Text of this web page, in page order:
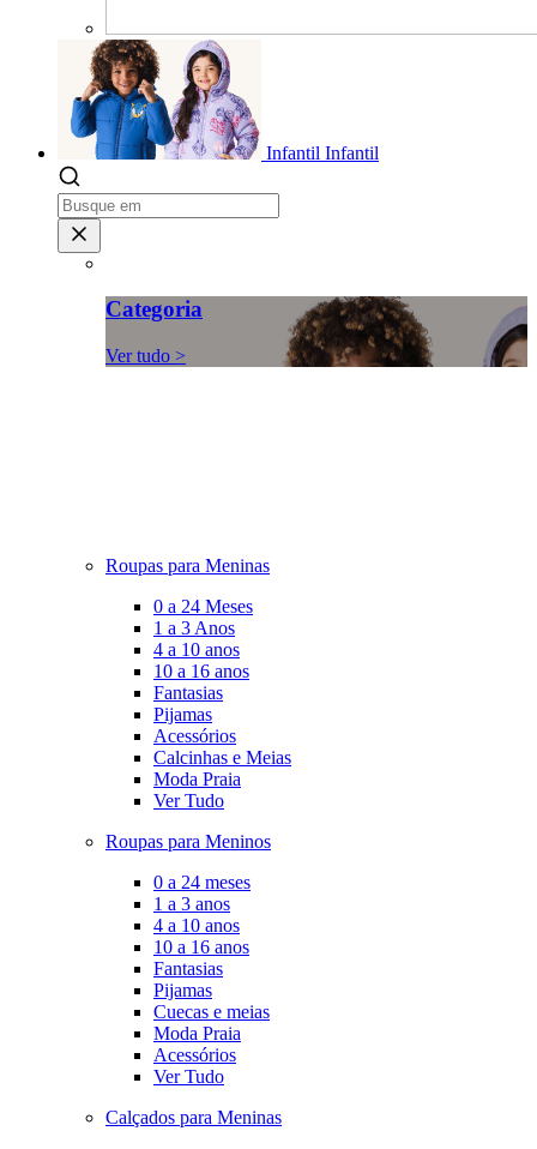
Infantil Infantil
Categoria
Ver tudo >
Roupas para Meninas
0 a 24 Meses
1 a 3 Anos
4 a 10 anos
10 a 16 anos
Fantasias
Pijamas
Acessórios
Calcinhas e Meias
Moda Praia
Ver Tudo
Roupas para Meninos
0 a 24 meses
1 a 3 anos
4 a 10 anos
10 a 16 anos
Fantasias
Pijamas
Cuecas e meias
Moda Praia
Acessórios
Ver Tudo
Calçados para Meninas